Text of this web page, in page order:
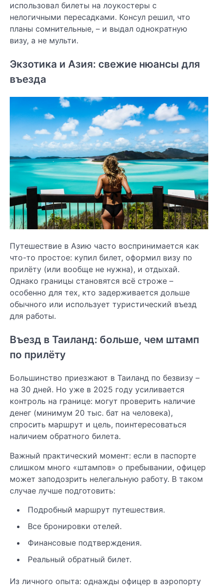
использовал билеты на лоукостеры с
нелогичными пересадками. Консул решил, что
планы сомнительные, – и выдал однократную
визу, а не мульти.
Экзотика и Азия: свежие нюансы для
въезда
Путешествие в Азию часто воспринимается как
что-то простое: купил билет, оформил визу по
прилёту (или вообще не нужна), и отдыхай.
Однако границы становятся всё строже –
особенно для тех, кто задерживается дольше
обычного или использует туристический въезд
для работы.
Въезд в Таиланд: больше, чем штамп
по прилёту
Большинство приезжают в Таиланд по безвизу –
на 30 дней. Но уже в 2025 году усиливается
контроль на границе: могут проверить наличие
денег (минимум 20 тыс. бат на человека),
спросить маршрут и цель, поинтересоваться
наличием обратного билета.
Важный практический момент: если в паспорте
слишком много «штампов» о пребывании, офицер
может заподозрить нелегальную работу. В таком
случае лучше подготовить:
Подробный маршрут путешествия.
Все бронировки отелей.
Финансовые подтверждения.
Реальный обратный билет.
Из личного опыта: однажды офицер в аэропорту